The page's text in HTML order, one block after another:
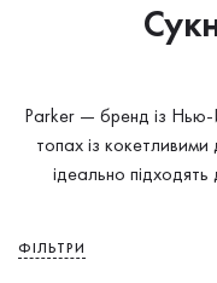
Parker — бренд із Нью-
топах із
ідеально
ФІЛЬТРИ